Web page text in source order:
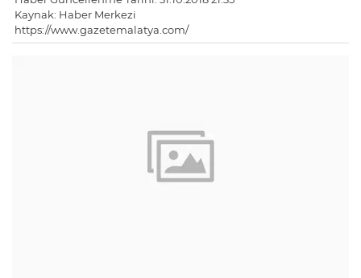
Kaynak: Haber Merkezi
https://www.gazetemalatya.com/